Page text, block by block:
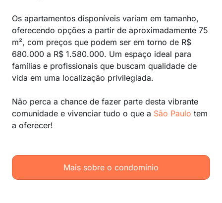
Os apartamentos disponíveis variam em tamanho,
oferecendo opções a partir de aproximadamente 75
m², com preços que podem ser em torno de R$
680.000 a R$ 1.580.000. Um espaço ideal para
famílias e profissionais que buscam qualidade de
vida em uma localização privilegiada.
Não perca a chance de fazer parte desta vibrante
comunidade e vivenciar tudo o que a São Paulo tem
a oferecer!
Mais sobre o condomínio